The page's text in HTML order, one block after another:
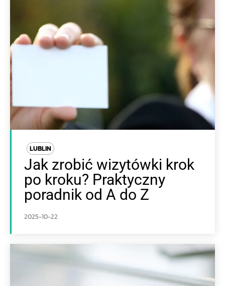
LUBLIN
Jak zrobić wizytówki krok
po kroku? Praktyczny
poradnik od A do Z
2025-10-22